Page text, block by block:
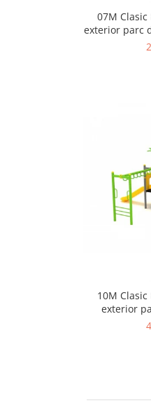
07M
exterior parc
10M
exterior